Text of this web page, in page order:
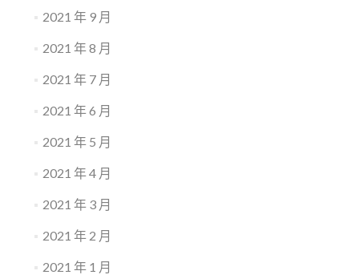
2021 年 9 月
2021 年 8 月
2021 年 7 月
2021 年 6 月
2021 年 5 月
2021 年 4 月
2021 年 3 月
2021 年 2 月
2021 年 1 月